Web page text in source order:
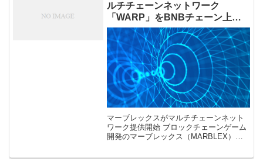
ルチチェーンネットワーク
「WARP」をBNBチェーン上で
提供開始
マーブレックスがマルチチェーンネット
ワーク提供開始 ブロックチェーンゲーム
開発のマーブレックス（MARBLEX）